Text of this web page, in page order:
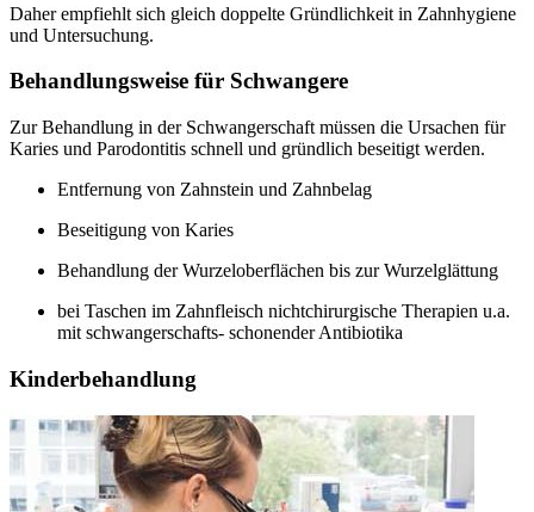
Daher empfiehlt sich gleich doppelte Gründlichkeit in Zahnhygiene
und Untersuchung.
Behandlungsweise für Schwangere
Zur Behandlung in der Schwangerschaft müssen die Ursachen für
Karies und Parodontitis schnell und gründlich beseitigt werden.
Entfernung von Zahnstein und Zahnbelag
Beseitigung von Karies
Behandlung der Wurzeloberflächen bis zur Wurzelglättung
bei Taschen im Zahnfleisch nichtchirurgische Therapien u.a.
mit schwangerschafts- schonender Antibiotika
Kinderbehandlung